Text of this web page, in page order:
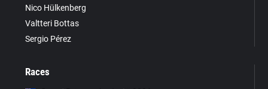
Nico Hülkenberg
Valtteri Bottas
Sergio Pérez
Races